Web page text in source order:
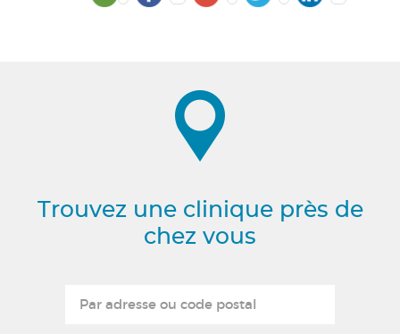
Trouvez une clinique près de
chez vous